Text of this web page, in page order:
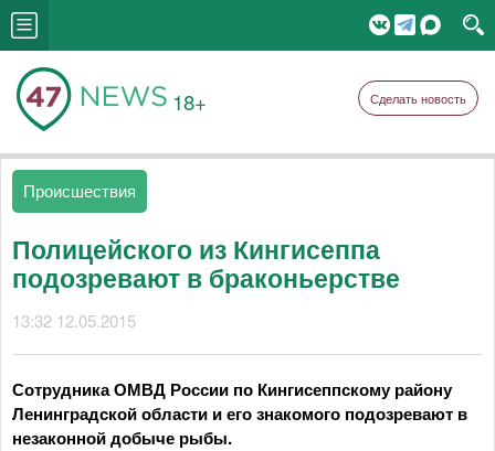
18+ Сделать новость
Происшествия
Полицейского из Кингисеппа
подозревают в браконьерстве
13:32 12.05.2015
Сотрудника ОМВД России по Кингисеппскому району
Ленинградской области и его знакомого подозревают в
незаконной добыче рыбы.